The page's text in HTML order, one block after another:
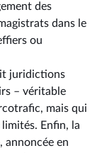
des
dans le
ou
juridictions
– véritable
mais qui
Enfin, la
en